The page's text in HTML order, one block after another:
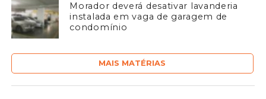
Morador deverá desativar lavanderia
instalada em vaga de garagem de
condomínio
MAIS MATÉRIAS